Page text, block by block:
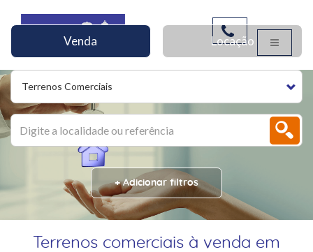
Terrenos Comerciais
Venda Locação
+ Adicionar filtros
Terrenos comerciais à venda em